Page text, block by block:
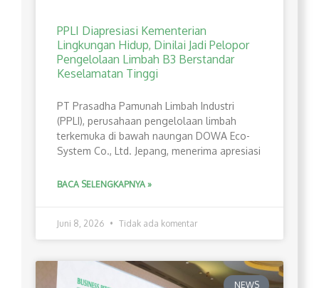
PPLI Diapresiasi Kementerian
Lingkungan Hidup, Dinilai Jadi Pelopor
Pengelolaan Limbah B3 Berstandar
Keselamatan Tinggi
PT Prasadha Pamunah Limbah Industri
(PPLI), perusahaan pengelolaan limbah
terkemuka di bawah naungan DOWA Eco-
System Co., Ltd. Jepang, menerima apresiasi
BACA SELENGKAPNYA »
Juni 8, 2026 Tidak ada komentar
NEWS